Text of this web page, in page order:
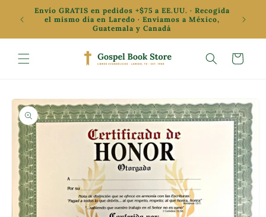
directamente
al contenido
Envío GRATIS en pedidos +$75 a EE.UU. · Recogida
el mismo día en Laredo · Enviamos a México,
Guatemala y Canadá
✦
Carrito
directamente
a la
información
del producto